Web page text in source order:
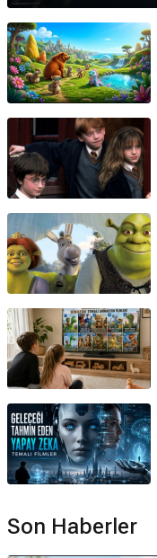
Son Haberler